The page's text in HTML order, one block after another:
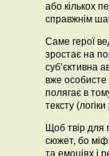
або кількох
справжнім
Саме герої
зростає на
суб’єктивна
вже особисте
полягає в
тексту
Щоб твір для
сюжет, бо міф
та емоціях і